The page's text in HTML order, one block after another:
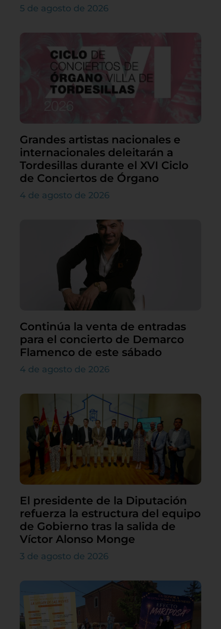
5 de agosto de 2026
Grandes artistas nacionales e
internacionales deleitarán a
Tordesillas durante el XVI Ciclo
de Conciertos de Órgano
4 de agosto de 2026
Continúa la venta de entradas
para el concierto de Demarco
Flamenco de este sábado
4 de agosto de 2026
El presidente de la Diputación
refuerza la estructura del equipo
de Gobierno tras la salida de
Víctor Alonso Monge
3 de agosto de 2026